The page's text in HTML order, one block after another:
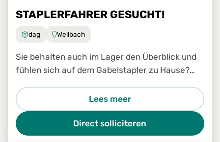
STAPLERFAHRER GESUCHT!
dag Weilbach
Sie behalten auch im Lager den Überblick und
fühlen sich auf dem Gabelstapler zu Hause?
Lees meer
Direct solliciteren